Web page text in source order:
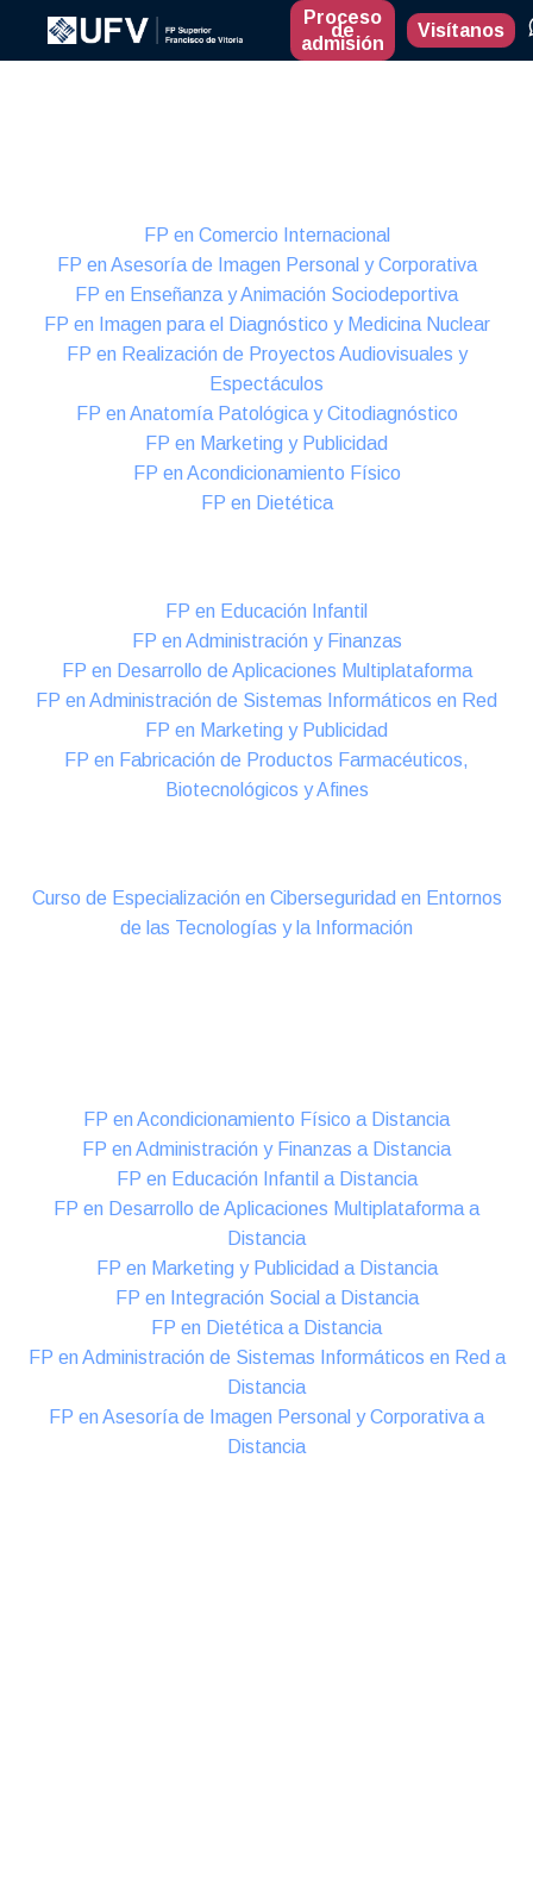
Proceso
de
admisión
Visítanos
FP en Comercio Internacional
FP en Asesoría de Imagen Personal y Corporativa
FP en Enseñanza y Animación Sociodeportiva
FP en Imagen para el Diagnóstico y Medicina Nuclear
FP en Realización de Proyectos Audiovisuales y
Espectáculos
FP en Anatomía Patológica y Citodiagnóstico
FP en Marketing y Publicidad
FP en Acondicionamiento Físico
FP en Dietética
FP en Educación Infantil
FP en Administración y Finanzas
FP en Desarrollo de Aplicaciones Multiplataforma
FP en Administración de Sistemas Informáticos en Red
FP en Marketing y Publicidad
FP en Fabricación de Productos Farmacéuticos,
Biotecnológicos y Afines
Curso de Especialización en Ciberseguridad en Entornos
de las Tecnologías y la Información
FP en Acondicionamiento Físico a Distancia
FP en Administración y Finanzas a Distancia
FP en Educación Infantil a Distancia
FP en Desarrollo de Aplicaciones Multiplataforma a
Distancia
FP en Marketing y Publicidad a Distancia
FP en Integración Social a Distancia
FP en Dietética a Distancia
FP en Administración de Sistemas Informáticos en Red a
Distancia
FP en Asesoría de Imagen Personal y Corporativa a
Distancia